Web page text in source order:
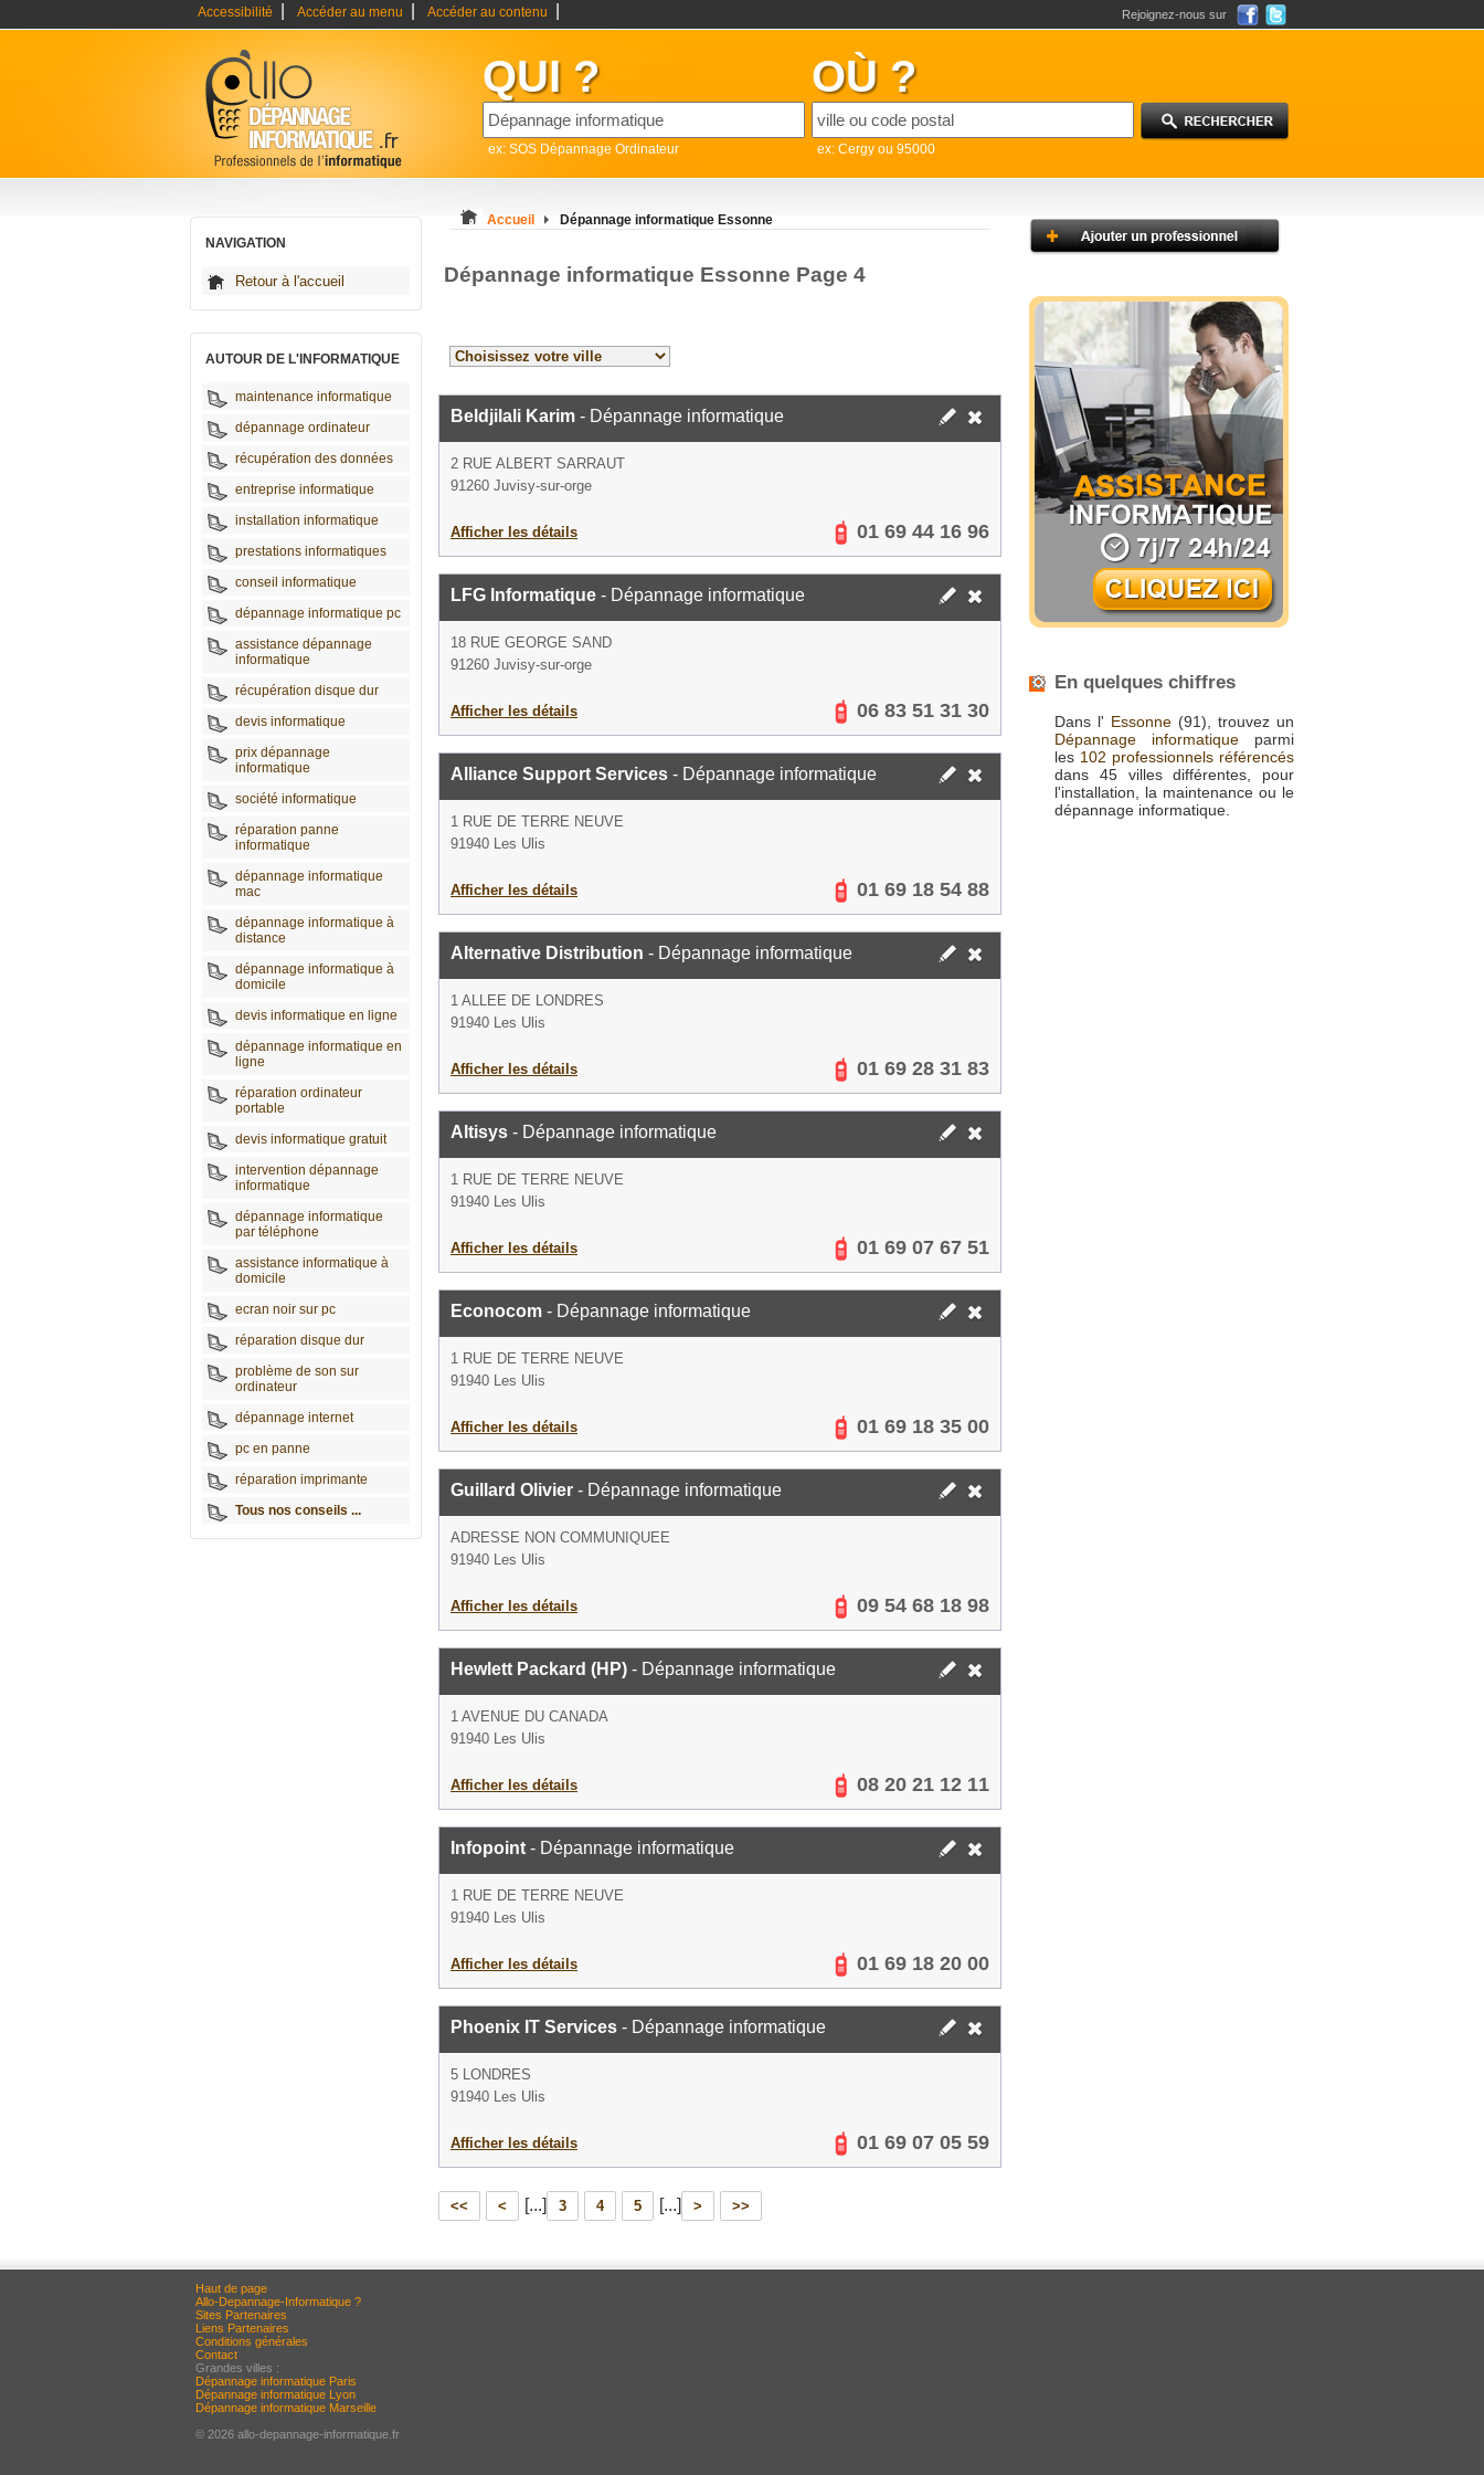
Accessibilité Accéder au menu Accéder au contenu Rejoignez-nous sur
QUI ?
ex: SOS Dépannage Ordinateur
OÙ ?
ex: Cergy ou 95000
NAVIGATION
Retour à l'accueil
AUTOUR DE L'INFORMATIQUE
maintenance informatique
dépannage ordinateur
récupération des données
entreprise informatique
installation informatique
prestations informatiques
conseil informatique
dépannage informatique pc
assistance dépannage
informatique
récupération disque dur
devis informatique
prix dépannage
informatique
société informatique
réparation panne
informatique
dépannage informatique
mac
dépannage informatique à
distance
dépannage informatique à
domicile
devis informatique en ligne
dépannage informatique en
ligne
réparation ordinateur
portable
devis informatique gratuit
intervention dépannage
informatique
dépannage informatique
par téléphone
assistance informatique à
domicile
ecran noir sur pc
réparation disque dur
problème de son sur
ordinateur
dépannage internet
pc en panne
réparation imprimante
Tous nos conseils ...
Accueil Dépannage informatique Essonne
Dépannage informatique Essonne Page 4
Beldjilali Karim - Dépannage informatique
2 RUE ALBERT SARRAUT
91260 Juvisy-sur-orge
Afficher les détails 01 69 44 16 96
LFG Informatique - Dépannage informatique
18 RUE GEORGE SAND
91260 Juvisy-sur-orge
Afficher les détails 06 83 51 31 30
Alliance Support Services - Dépannage informatique
1 RUE DE TERRE NEUVE
91940 Les Ulis
Afficher les détails 01 69 18 54 88
Alternative Distribution - Dépannage informatique
1 ALLEE DE LONDRES
91940 Les Ulis
Afficher les détails 01 69 28 31 83
Altisys - Dépannage informatique
1 RUE DE TERRE NEUVE
91940 Les Ulis
Afficher les détails 01 69 07 67 51
Econocom - Dépannage informatique
1 RUE DE TERRE NEUVE
91940 Les Ulis
Afficher les détails 01 69 18 35 00
Guillard Olivier - Dépannage informatique
ADRESSE NON COMMUNIQUEE
91940 Les Ulis
Afficher les détails 09 54 68 18 98
Hewlett Packard (HP) - Dépannage informatique
1 AVENUE DU CANADA
91940 Les Ulis
Afficher les détails 08 20 21 12 11
Infopoint - Dépannage informatique
1 RUE DE TERRE NEUVE
91940 Les Ulis
Afficher les détails 01 69 18 20 00
Phoenix IT Services - Dépannage informatique
5 LONDRES
91940 Les Ulis
Afficher les détails 01 69 07 05 59
<< < [...] 3 4 5 [...] > >>
En quelques chiffres
Dans l' Essonne (91), trouvez un
Dépannage informatique parmi
les 102 professionnels référencés
dans 45 villes différentes, pour
l'installation, la maintenance ou le
dépannage informatique.
Haut de page
Allo-Depannage-Informatique ?
Sites Partenaires
Liens Partenaires
Conditions générales
Contact
Grandes villes :
Dépannage informatique Paris
Dépannage informatique Lyon
Dépannage informatique Marseille
© 2026 allo-depannage-informatique.fr